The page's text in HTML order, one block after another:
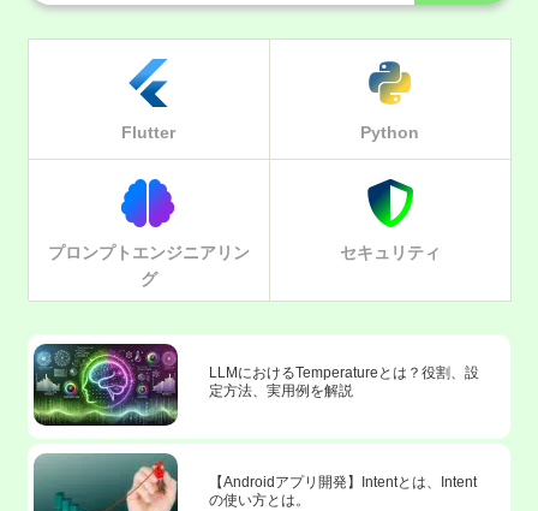
Flutter Python
プロンプトエンジニアリン
グ
セキュリティ
LLMにおけるTemperatureとは？役割、設
定方法、実用例を解説
【Androidアプリ開発】Intentとは、Intent
の使い方とは。